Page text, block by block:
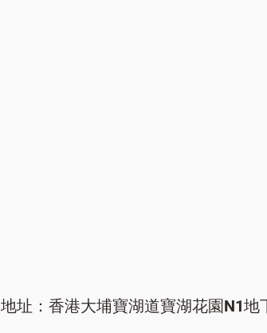
地址：香港大埔寶湖道寶湖花園N1地